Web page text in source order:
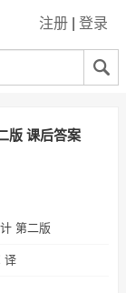
注册 登录
版 课后答案
第二版
译